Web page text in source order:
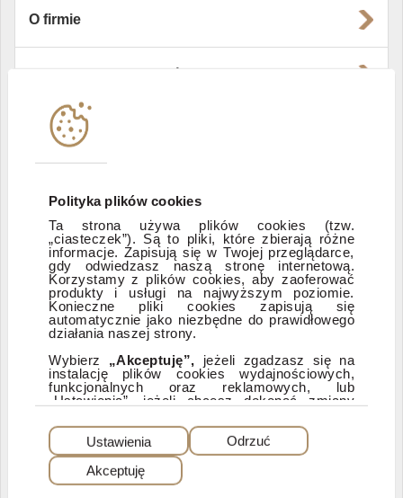
Polityka plików cookies
Ta strona używa plików cookies (tzw.
„ciasteczek”). Są to pliki, które zbierają różne
informacje. Zapisują się w Twojej przeglądarce,
gdy odwiedzasz naszą stronę internetową.
Korzystamy z plików cookies, aby zaoferować
produkty i usługi na najwyższym poziomie.
Konieczne pliki cookies zapisują się
automatycznie jako niezbędne do prawidłowego
działania naszej strony.
Wybierz „Akceptuję”, jeżeli zgadzasz się na
instalację plików cookies wydajnościowych,
funkcjonalnych oraz reklamowych, lub
„Ustawienia”, jeżeli chcesz dokonać zmiany
Dzięki plikom cookies możemy: udostępniać
nasz serwis, dostosowywać go do Twoich
preferencji, a także analizować, jakie strony
najczęściej odwiedzasz i z jakich stron do nas
Akceptuję
Ustawienia Odrzuć
O firmie
Instytucje współpracujące
Zastrzeżenia prawne
ESG
PEŁNA WERSJA SERWISU
© 2025 Dom Inwestycyjny Xelion sp. z o.o. Wszelkie prawa zastrzeżone. Dom